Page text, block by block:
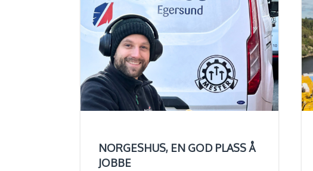
NORGESHUS, EN GOD PLASS Å
JOBBE